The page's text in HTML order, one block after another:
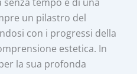
un pilastro del
con i progressi della
estetica. In
la sua profonda